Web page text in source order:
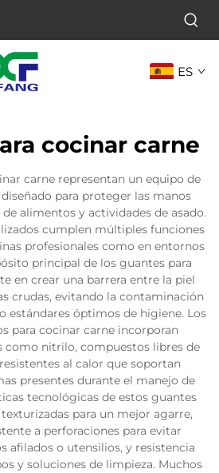
ES
cocinar carne
carne representan un equipo de
para proteger las manos
alimentos y actividades de asado.
cumplen múltiples funciones
profesionales como en entornos
principal de los guantes para
en crear una barrera entre la piel
crudas, evitando la contaminación
estándares óptimos de higiene. Los
para cocinar carne incorporan
como nitrilo, compuestos libres de
al calor que soportan
presentes durante el manejo de
tecnológicas de estos guantes
para un mejor agarre,
a perforaciones para evitar
afilados o utensilios, y resistencia
y soluciones de limpieza. Muchos